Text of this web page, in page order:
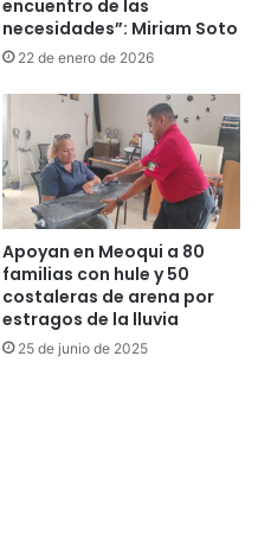
encuentro de las
necesidades”: Miriam Soto
22 de enero de 2026
Apoyan en Meoqui a 80
familias con hule y 50
costaleras de arena por
estragos de la lluvia
25 de junio de 2025